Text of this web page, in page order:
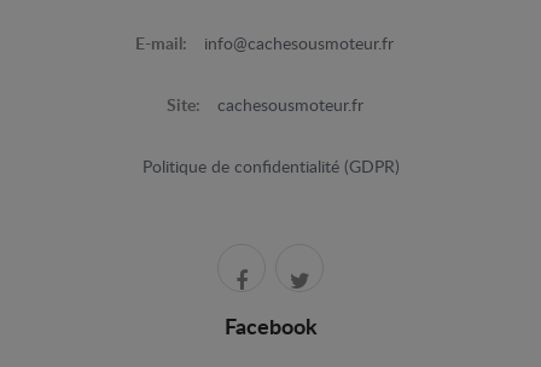
E-mail: info@cachesousmoteur.fr
Site: cachesousmoteur.fr
Politique de confidentialité (GDPR)
Facebook